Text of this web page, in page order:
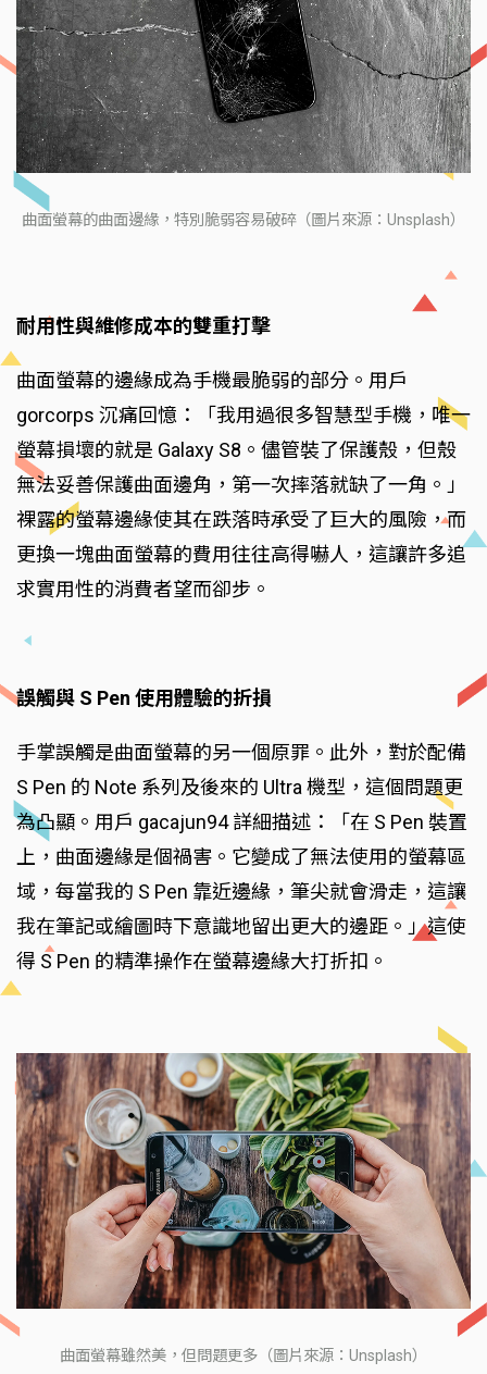
曲面螢幕的曲面邊緣，特別脆弱容易破碎（圖片來源：Unsplash）
耐用性與維修成本的雙重打擊
曲面螢幕的邊緣成為手機最脆弱的部分。用戶
gorcorps 沉痛回憶：「我用過很多智慧型手機，唯一
螢幕損壞的就是 Galaxy S8。儘管裝了保護殼，但殼
無法妥善保護曲面邊角，第一次摔落就缺了一角。」
裸露的螢幕邊緣使其在跌落時承受了巨大的風險，而
更換一塊曲面螢幕的費用往往高得嚇人，這讓許多追
求實用性的消費者望而卻步。
誤觸與 S Pen 使用體驗的折損
手掌誤觸是曲面螢幕的另一個原罪。此外，對於配備
S Pen 的 Note 系列及後來的 Ultra 機型，這個問題更
為凸顯。用戶 gacajun94 詳細描述：「在 S Pen 裝置
上，曲面邊緣是個禍害。它變成了無法使用的螢幕區
域，每當我的 S Pen 靠近邊緣，筆尖就會滑走，這讓
我在筆記或繪圖時下意識地留出更大的邊距。」這使
得 S Pen 的精準操作在螢幕邊緣大打折扣。
曲面螢幕雖然美，但問題更多（圖片來源：Unsplash）